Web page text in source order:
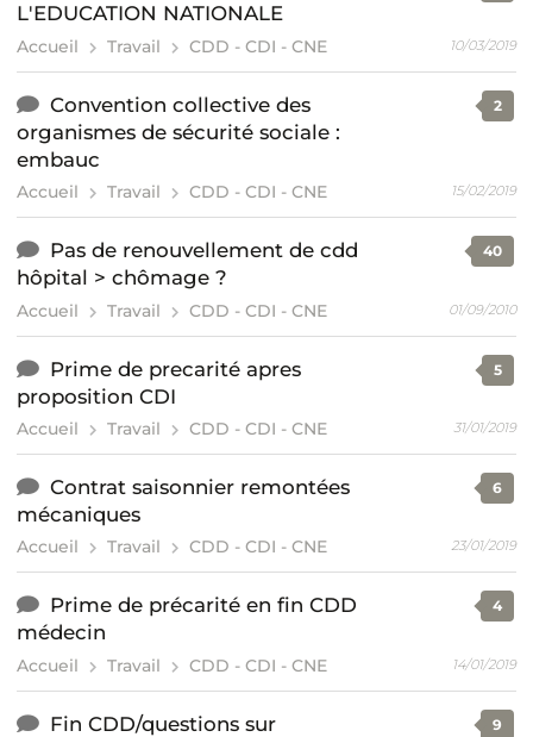
L'EDUCATION NATIONALE
Accueil Travail CDD - CDI - CNE 10/03/2019
Convention collective des
organismes de sécurité sociale :
embauc
Accueil Travail CDD - CDI - CNE
2
15/02/2019
Pas de renouvellement de cdd
hôpital > chômage ?
Accueil Travail CDD - CDI - CNE
40
01/09/2010
Prime de precarité apres
proposition CDI
Accueil Travail CDD - CDI - CNE
5
31/01/2019
Contrat saisonnier remontées
mécaniques
Accueil Travail CDD - CDI - CNE
6
23/01/2019
Prime de précarité en fin CDD
médecin
Accueil Travail CDD - CDI - CNE
4
14/01/2019
Fin CDD/questions sur
9